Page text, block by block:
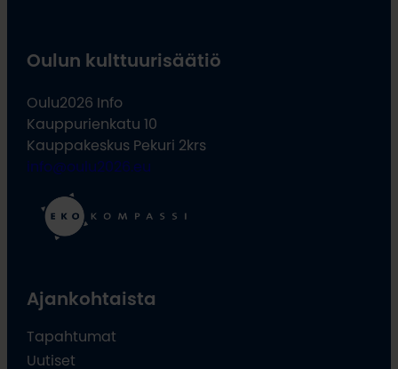
Oulun kulttuurisäätiö
Oulu2026 Info
Kauppurienkatu 10
Kauppakeskus Pekuri 2krs
info@oulu2026.eu
Ajankohtaista
Tapahtumat
Uutiset